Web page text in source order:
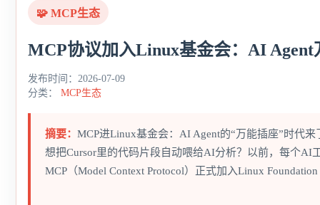
🧩 MCP生态
MCP协议加入Linux基金会：AI
发布时间：2026-07-09
分类： MCP生态
摘要： MCP进Linux基金会：AI Agent的“万能插座”时代
想把Cursor里的代码片段自动喂给AI分析？以前，每个
MCP（Model Context Protocol）正式加入Linux